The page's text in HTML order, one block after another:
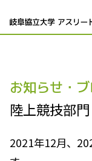
お知らせ・
陸上競技部
2021年12月、